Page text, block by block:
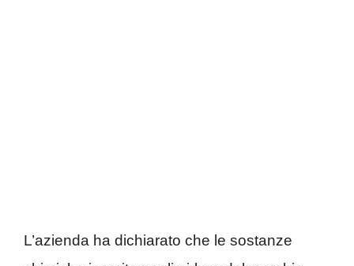
L’azienda ha dichiarato che le sostanze